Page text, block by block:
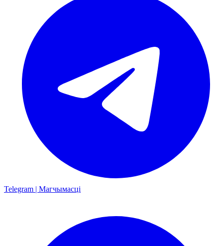
Telegram | Магчымасці